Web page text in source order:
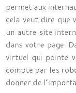
permet aux
cela veut dire que
un autre site
dans votre page.
virtuel qui pointe
compte par les
donner de